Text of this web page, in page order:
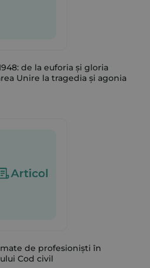
de la euforia și gloria
Unire la tragedia și agonia
de profesioniști în
Cod civil